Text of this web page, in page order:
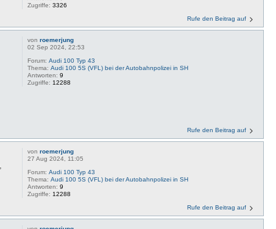
Zugriffe:3326
Rufe den Beitrag auf
vonroemerjung
02 Sep 2024, 22:53
Forum:Audi 100 Typ 43
Thema:Audi 100 5S (VFL) bei der Autobahnpolizei in SH
Antworten:9
Zugriffe: 12288
Rufe den Beitrag auf
vonroemerjung
27 Aug 2024, 11:05
Forum:Audi 100 Typ 43
Thema:Audi 100 5S (VFL) bei der Autobahnpolizei in SH
Antworten:9
Zugriffe: 12288
Rufe den Beitrag auf